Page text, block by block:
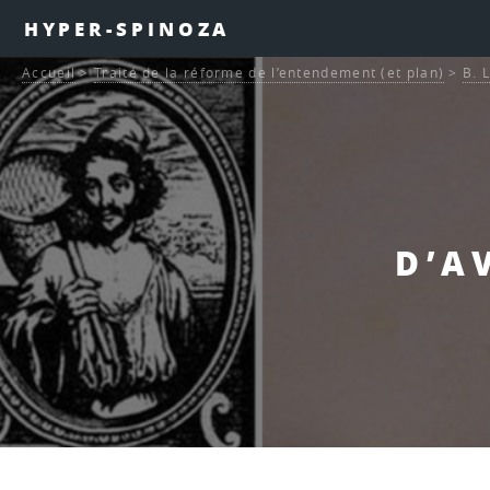
HYPER-SPINOZA
Accueil>Traité de la réforme de l’entendement (et plan) > B.